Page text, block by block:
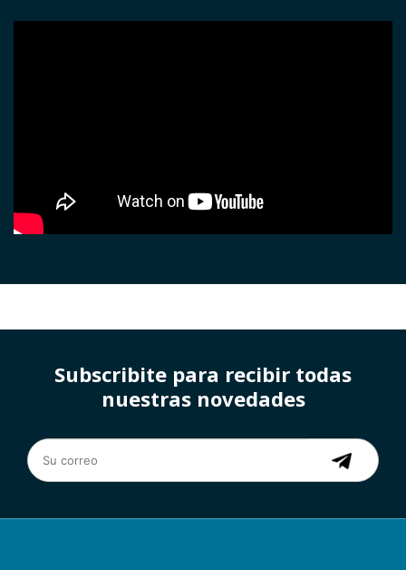
Subscribite para recibir todas
nuestras novedades